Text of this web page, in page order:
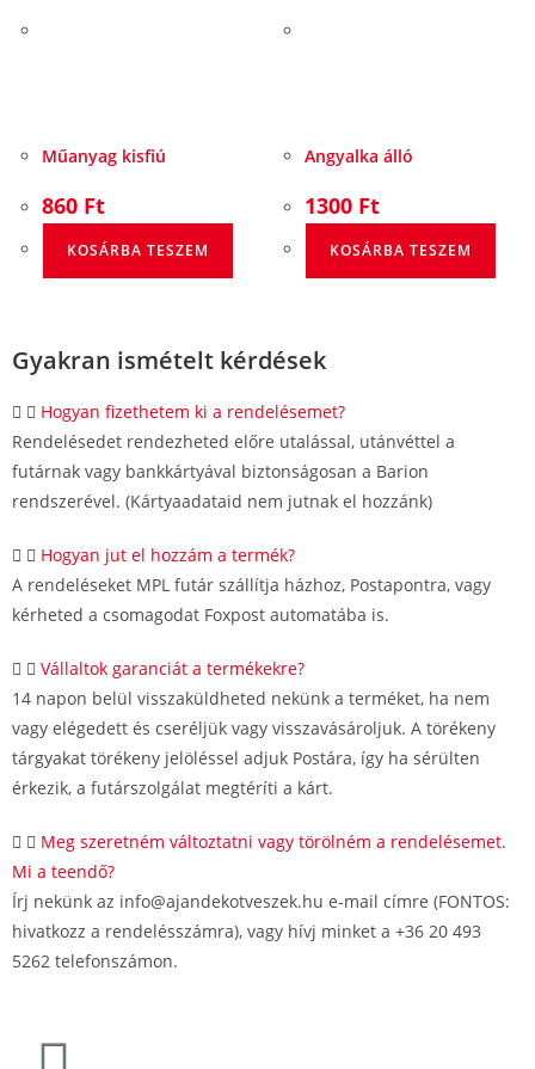
Műanyag kisfiú
860 Ft
KOSÁRBA TESZEM
Angyalka álló
1300 Ft
KOSÁRBA TESZEM
Gyakran ismételt kérdések
Hogyan fizethetem ki a rendelésemet?
Rendelésedet rendezheted előre utalással, utánvéttel a
futárnak vagy bankkártyával biztonságosan a Barion
rendszerével. (Kártyaadataid nem jutnak el hozzánk)
Hogyan jut el hozzám a termék?
A rendeléseket MPL futár szállítja házhoz, Postapontra, vagy
kérheted a csomagodat Foxpost automatába is.
Vállaltok garanciát a termékekre?
14 napon belül visszaküldheted nekünk a terméket, ha nem
vagy elégedett és cseréljük vagy visszavásároljuk. A törékeny
tárgyakat törékeny jelöléssel adjuk Postára, így ha sérülten
érkezik, a futárszolgálat megtéríti a kárt.
Meg szeretném változtatni vagy törölném a rendelésemet.
Mi a teendő?
Írj nekünk az info@ajandekotveszek.hu e-mail címre (FONTOS:
hivatkozz a rendelésszámra), vagy hívj minket a +36 20 493
5262 telefonszámon.